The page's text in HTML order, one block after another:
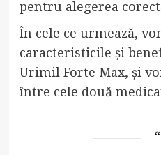
pentru alegerea
În cele ce urmează,
caracteristicile și
Urimil Forte Max, și
între cele două